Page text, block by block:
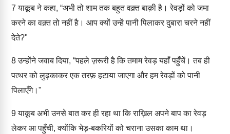
7 याक़ूब ने कहा, “अभी तो शाम तक बहुत वक़्त बाक़ी है। रेवड़ों को जमा
करने का वक़्त तो नहीं है। आप क्यों उन्हें पानी पिलाकर दुबारा चरने नहीं
देते?"
8उन्होंने जवाब दिया, “पहले ज़रूरी है कि तमाम रेवड़ यहाँ पहुँचें। तब ही
पत्थर को लुढ़काकर एक तरफ़ हटाया जाएगा और हम रेवड़ों को पानी
पिलाएँगे।"
9याक़ूब अभी उनसे बात कर ही रहा था कि राख़िल अपने बाप का रेवड़
लेकर आ पहुँची, क्योंकि भेड़-बकरियों को चराना उसका काम था।